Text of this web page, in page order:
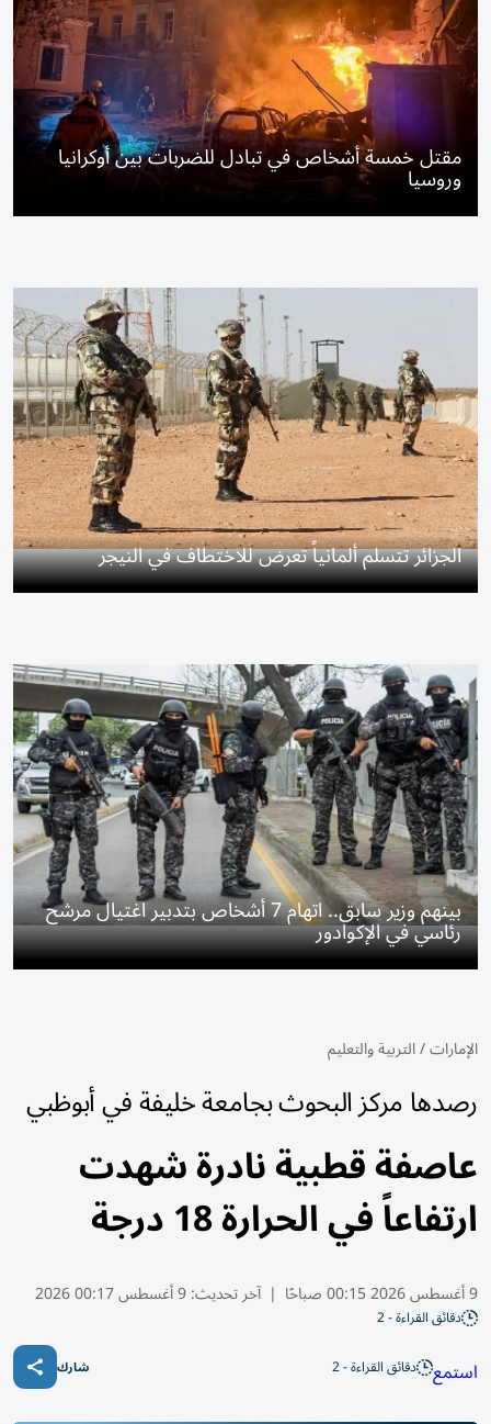
مقتل خمسة أشخاص في تبادل للضربات بين أوكرانيا
وروسيا
الجزائر تتسلم ألمانياً تعرض للاختطاف في النيجر
بينهم وزير سابق.. اتهام 7 أشخاص بتدبير اغتيال مرشح
رئاسي في الإكوادور
الإمارات/التربية والتعليم
رصدها مركز البحوث بجامعة خليفة في أبوظبي
عاصفة قطبية نادرة شهدت
ارتفاعاً في الحرارة 18 درجة
9 أغسطس 2026 00:15 صباحًا | آخر تحديث:9 أغسطس 00:17 2026
دقائق القراءة - 2
استمع دقائق القراءة - 2 شارك